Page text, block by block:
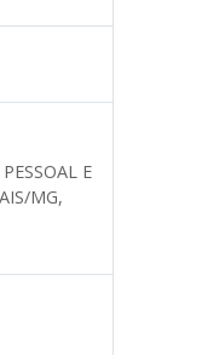
E
MG,